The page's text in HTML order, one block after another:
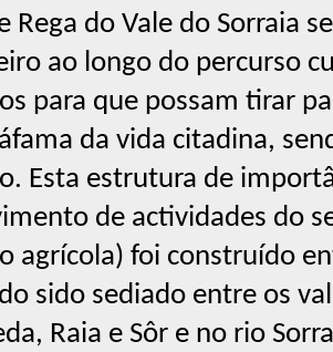
Rega do Vale do Sorraia
ao longo do percurso
para que possam tirar
da vida citadina,
Esta estrutura de
de actividades do
agrícola) foi construído
sido sediado entre os
Raia e Sôr e no rio